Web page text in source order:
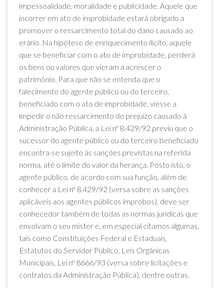
impessoalidade, moralidade e publicidade. Aquele que
incorrer em ato de improbidade estará obrigado a
promover o ressarcimento total do dano causado ao
erário. Na hipótese de enriquecimento ilícito, aquele
que se beneficiar com o ato de improbidade, perderá
os bens ou valores que vieram a acrescer o
patrimônio. Para que não se entenda que o
falecimento do agente público ou do terceiro,
beneficiado com o ato de improbidade, viesse a
impedir o não ressarcimento do prejuízo causado à
Administração Pública, a Lei nº 8.429/92 previu que o
sucessor do agente público ou do terceiro beneficiado
encontra-se sujeito às sanções previstas na referida
norma, até o limite do valor da herança. Posto isto, o
agente público, de acordo com sua função, além de
conhecer a Lei nº 8.429/92 (versa sobre as sanções
aplicáveis aos agentes públicos ímprobos), deve ser
conhecedor também de todas as normas jurídicas que
envolvam o seu mister e, em especial citamos algumas,
tais como Constituições Federal e Estaduais,
Estatutos do Servidor Público, Leis Orgânicas
Municipais, Lei nº 8666/93 (versa sobre licitações e
contratos da Administração Pública), dentre outras.